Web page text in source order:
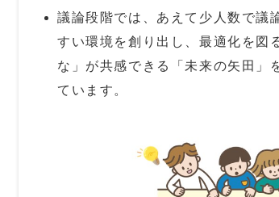
議論段階では、あえて少人数で議
すい環境を創り出し、最適化を図
な」が共感できる「未来の矢田」
ています。